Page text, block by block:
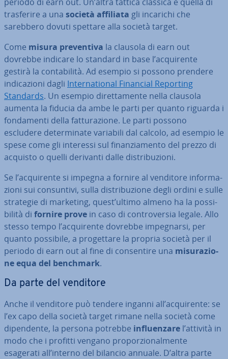
tra­sfe­ri­re a una società affiliata gli incarichi che
sarebbero dovuti spettare alla società target.
Come misura pre­ven­ti­va la clausola di earn out
dovrebbe indicare lo standard in base l’ac­qui­ren­te
gestirà la con­ta­bi­li­tà. Ad esempio si possono prendere
in­di­ca­zio­ni dagli In­ter­na­tio­nal Financial Reporting
Standards. Un esempio di­ret­ta­men­te nella clausola
aumenta la fiducia da ambe le parti per quanto riguarda i
fon­da­men­ti della fat­tu­ra­zio­ne. Le parti possono
escludere de­ter­mi­na­te variabili dal calcolo, ad esempio le
spese come gli interessi sul fi­nan­zia­men­to del prezzo di
acquisto o quelli derivanti dalle di­stri­bu­zio­ni.
Se l’ac­qui­ren­te si impegna a fornire al venditore in­for­ma­
zio­ni sui con­sun­ti­vi, sulla di­stri­bu­zio­ne degli ordini e sulle
strategie di marketing, quest’ultimo almeno ha la pos­si­
bi­li­tà di fornire prove in caso di con­tro­ver­sia legale. Allo
stesso tempo l’ac­qui­ren­te dovrebbe im­pe­gnar­si, per
quanto possibile, a pro­get­ta­re la propria società per il
periodo di earn out al fine di con­sen­ti­re una mi­su­ra­zio­
ne equa del benchmark.
Da parte del venditore
Anche il venditore può tendere inganni all’ac­qui­ren­te: se
l’ex capo della società target rimane nella società come
di­pen­den­te, la persona potrebbe in­fluen­za­re l’attività in
modo che i profitti vengano pro­por­zio­nal­men­te
esagerati all’interno del bilancio annuale. D’altra parte